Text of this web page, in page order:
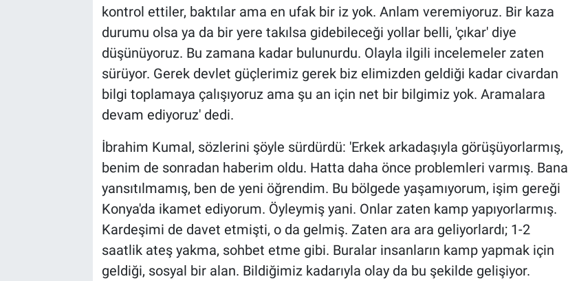
kontrol ettiler, baktılar ama en ufak bir iz yok. Anlam veremiyoruz. Bir kaza
durumu olsa ya da bir yere takılsa gidebileceği yollar belli, 'çıkar' diye
düşünüyoruz. Bu zamana kadar bulunurdu. Olayla ilgili incelemeler zaten
sürüyor. Gerek devlet güçlerimiz gerek biz elimizden geldiği kadar civardan
bilgi toplamaya çalışıyoruz ama şu an için net bir bilgimiz yok. Aramalara
devam ediyoruz' dedi.
İbrahim Kumal, sözlerini şöyle sürdürdü: 'Erkek arkadaşıyla görüşüyorlarmış,
benim de sonradan haberim oldu. Hatta daha önce problemleri varmış. Bana
yansıtılmamış, ben de yeni öğrendim. Bu bölgede yaşamıyorum, işim gereği
Konya'da ikamet ediyorum. Öyleymiş yani. Onlar zaten kamp yapıyorlarmış.
Kardeşimi de davet etmişti, o da gelmiş. Zaten ara ara geliyorlardı; 1-2
saatlik ateş yakma, sohbet etme gibi. Buralar insanların kamp yapmak için
geldiği, sosyal bir alan. Bildiğimiz kadarıyla olay da bu şekilde gelişiyor.